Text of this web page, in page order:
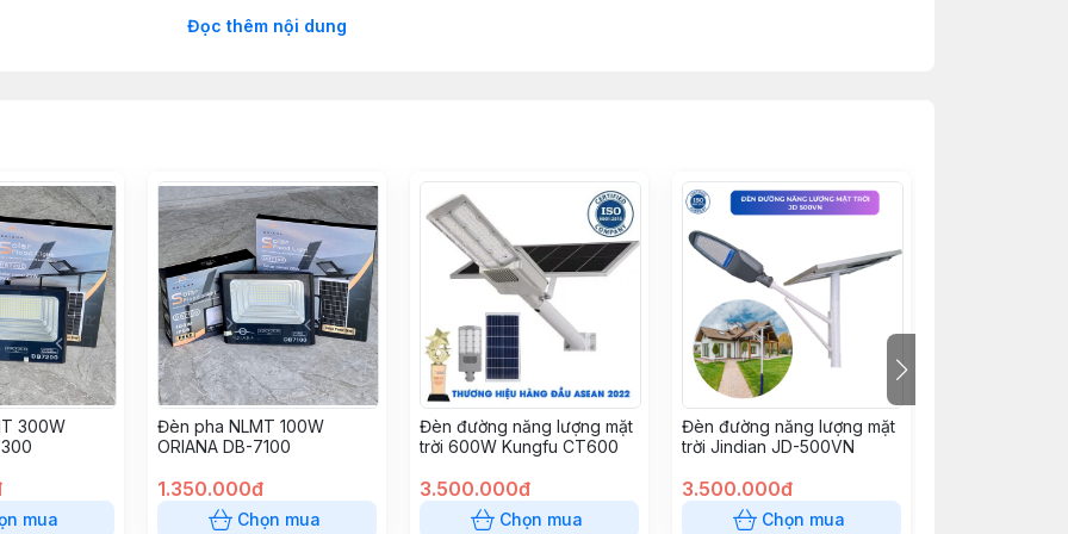
Đọc thêm nội dung
300W
mua
Đèn pha NLMT 100W
ORIANA DB-7100
1.350.000đ
Chọn mua
Đèn đường năng lượng mặt
trời 600W Kungfu CT600
3.500.000đ
Chọn mua
Đèn đường năng lượng mặt
trời Jindian JD-500VN
3.500.000đ
Chọn mua